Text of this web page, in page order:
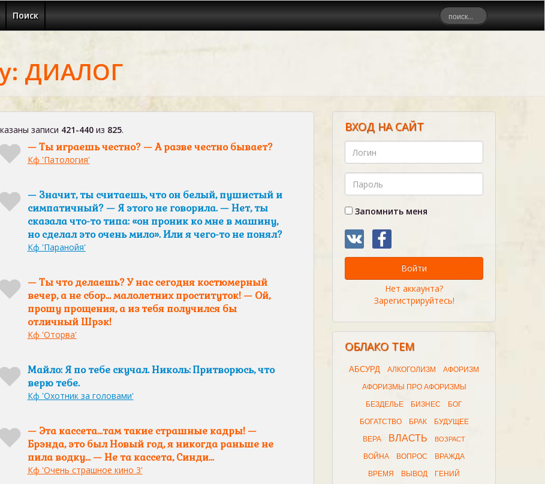
Поиск
ДИАЛОГ
записи 421-440из 825.
— Ты играешь честно? — А разве честно бывает?
Кф 'Патология'
— Значит, ты считаешь, что он белый, пушистый и
симпатичный? — Я этого не говорила. — Нет, ты
сказала что-то типа: «он проник ко мне в машину,
но сделал это очень мило». Или я чего-то не понял?
Кф 'Паранойя'
— Ты что делаешь? У нас сегодня костюмерный
вечер, а не сбор… малолетних проституток! — Ой,
прошу прощения, а из тебя получился бы
отличный Шрэк!
Кф 'Оторва'
Майло: Я по тебе скучал. Николь: Притворюсь, что
верю тебе.
Кф 'Охотник за головами'
— Эта кассета…там такие страшные кадры! —
Брэнда, это был Новый год, я никогда раньше не
пила водку… — Не та кассета, Синди…
Кф 'Очень страшное кино 3'
ВХОД НА САЙТ
Запомнить меня
Войти
Нет аккаунта?
Зарегистрируйтесь!
ОБЛАКО ТЕМ
АБСУРД АЛКОГОЛИЗМ АФОРИЗМ
АФОРИЗМЫ ПРО АФОРИЗМЫ
БЕЗДЕЛЬЕ БИЗНЕС БОГ
БОГАТСТВО БРАК БУДУЩЕЕ
ВЕРА ВЛАСТЬ ВОЗРАСТ
ВОЙНА ВОПРОС ВРАЖДА
ВРЕМЯ ВЫВОД ГЕНИЙ